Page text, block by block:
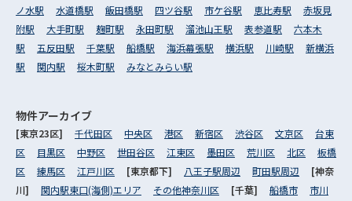
ノ水駅
水道橋駅 飯田橋駅 四ツ谷駅 市ケ谷駅 恵比寿駅
赤坂見
附駅
大手町駅 麹町駅 永田町駅 溜池山王駅 表参道駅
六本木
駅
五反田駅 千葉駅 船橋駅 海浜幕張駅 横浜駅 川崎駅
新横浜
駅
関内駅 桜木町駅 みなとみらい駅
物件アーカイブ
[東京23区] 千代田区 中央区 港区 新宿区 渋谷区 文京区
台東
区
目黒区 中野区 世田谷区 江東区 墨田区 荒川区 北区
板橋
区
練馬区 江戸川区 [東京都下] 八王子駅周辺 町田駅周辺
[神奈
川] 関内駅東口(海側)エリア その他神奈川区 [千葉] 船橋市 市川